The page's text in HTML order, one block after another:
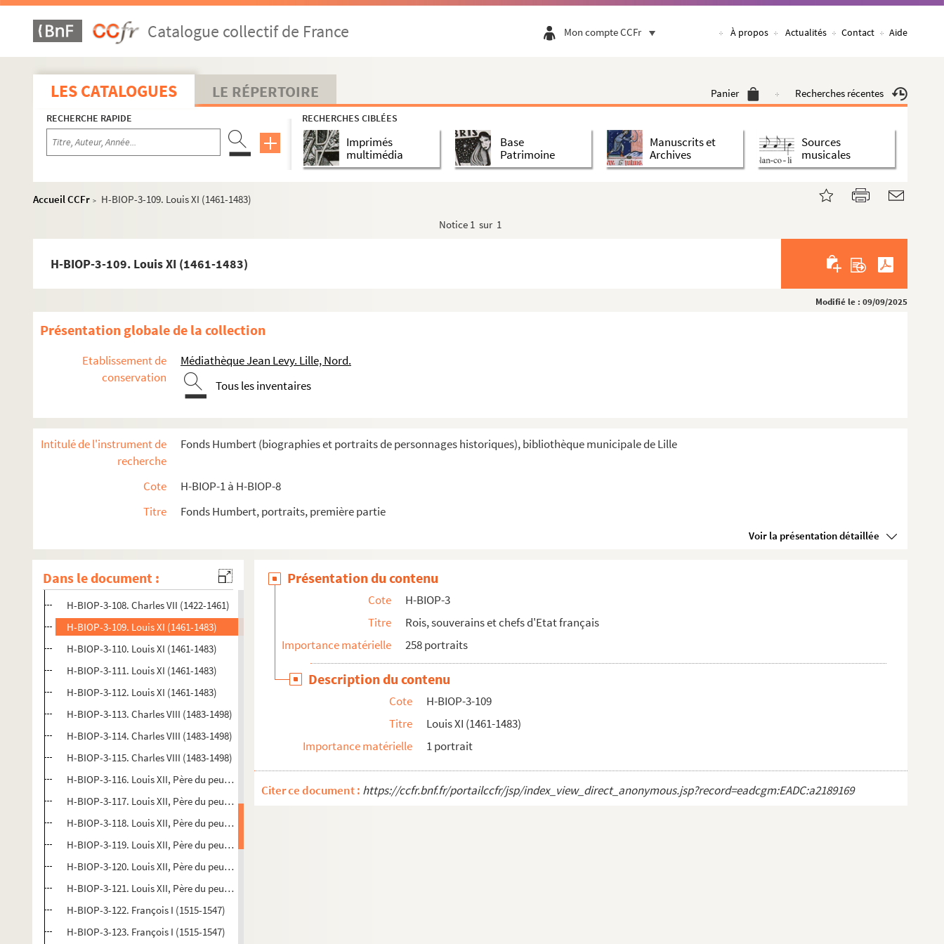
Catalogue collectif de France Mon compte CCFr À propos Actualités Contact Aide
LES CATALOGUES LE RÉPERTOIRE Panier Recherches récentes
RECHERCHE RAPIDE RECHERCHES CIBLÉES
Imprimés
multimédia
Base
Patrimoine
Manuscrits et
Archives
Sources
musicales
Accueil CCFr >
H-BIOP-3-109. Louis XI (1461-1483)
Notice 1 sur 1
H-BIOP-3-109. Louis XI (1461-1483)
Modifié le : 09/09/2025
Présentation globale de la collection
Etablissement de
conservation
Médiathèque Jean Levy. Lille, Nord.
Tous les inventaires
Intitulé de l'instrument de
recherche
Fonds Humbert (biographies et portraits de personnages historiques), bibliothèque municipale de Lille
Cote
H-BIOP-1 à H-BIOP-8
Titre
Fonds Humbert, portraits, première partie
Voir la présentation détaillée
Dans le document :
H-BIOP-3-81. Louis VI
H-BIOP-3-82. Louis VII, le Jeune (1137-1180)
H-BIOP-3-83. Louis VII
H-BIOP-3-84. Louis VIII (1223-1226)
H-BIOP-3-85. Blanche de Castille (1186-1292)
H-BIOP-3-86. Louis IX, dit Saint Louis (1226-1270)
H-BIOP-3-87. Louis IX, dit Saint Louis (1226-1270)
H-BIOP-3-92. Louis IX, dit Saint Louis (1226-1270)
H-BIOP-3-95. Philippe IV, le Bel (1285-1314)
H-BIOP-3-97. Philippe V (1316-1322)
H-BIOP-3-98. Charles IV, le Bel (1322-1328)
H-BIOP-3-100. Jean II, le Bon (1350-1364)
H-BIOP-3-101. Charles V, le Sage (1364-1380)
H-BIOP-3-104. Charles VI (1380-1422)
H-BIOP-3-106. Charles VII (1422-1461)
H-BIOP-3-107. Charles VII (1422-1461)
H-BIOP-3-108. Charles VII (1422-1461)
H-BIOP-3-109. Louis XI (1461-1483)
H-BIOP-3-110. Louis XI (1461-1483)
H-BIOP-3-111. Louis XI (1461-1483)
H-BIOP-3-112. Louis XI (1461-1483)
H-BIOP-3-113. Charles VIII (1483-1498)
H-BIOP-3-114. Charles VIII (1483-1498)
H-BIOP-3-115. Charles VIII (1483-1498)
H-BIOP-3-116. Louis XII, Père du peuple (1498-1515)
H-BIOP-3-117. Louis XII, Père du peuple (1498-1515)
H-BIOP-3-118. Louis XII, Père du peuple (1498-1515)
H-BIOP-3-119. Louis XII, Père du peuple (1498-1515)
H-BIOP-3-120. Louis XII, Père du peuple (1498-1515)
H-BIOP-3-121. Louis XII, Père du peuple (1498-1515)
H-BIOP-3-122. François I (1515-1547)
H-BIOP-3-123. François I (1515-1547)
Présentation du contenu
Cote
H-BIOP-3
Titre
Rois, souverains et chefs d'Etat français
Importance matérielle
258 portraits
Description du contenu
Cote
H-BIOP-3-109
Titre
Louis XI (1461-1483)
Importance matérielle
1 portrait
Citer ce document : https://ccfr.bnf.fr/portailccfr/jsp/index_view_direct_anonymous.jsp?record=eadcgm:EADC:a2189169